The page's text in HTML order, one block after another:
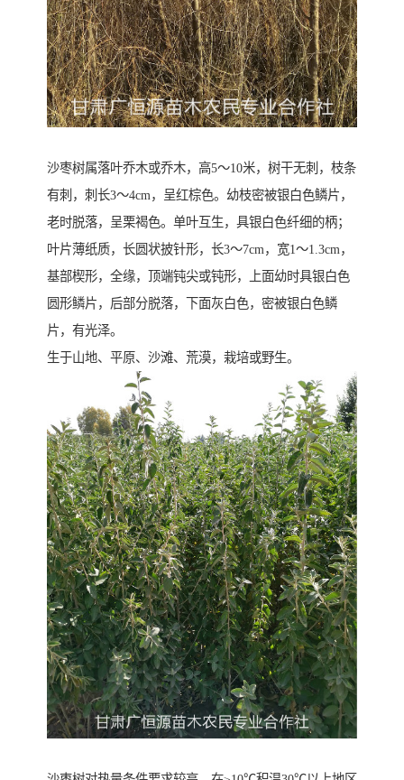
沙枣树属落叶乔木或乔木，高5～10米，树干无刺，枝条
有刺，刺长3～4cm，呈红棕色。幼枝密被银白色鳞片，
老时脱落，呈栗褐色。单叶互生，具银白色纤细的柄；
叶片薄纸质，长圆状披针形，长3～7cm，宽1～1.3cm，
基部楔形，全缘，顶端钝尖或钝形，上面幼时具银白色
圆形鳞片，后部分脱落，下面灰白色，密被银白色鳞
片，有光泽。
生于山地、平原、沙滩、荒漠，栽培或野生。